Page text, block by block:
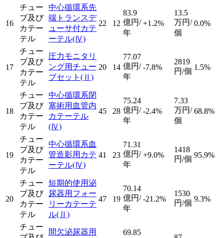
16
チュー
ブ及び
カテー
テル
中心循環系先
端トランスデ
ューサ付カテ
ーテル(Ⅳ)
22 12
83.9
億円/
年
+1.2%
13.5
万円/
個
0.0%
17
チュー
ブ及び
カテー
テル
圧力モニタリ
ング用チュー
ブセット (Ⅱ)
20 14
77.07
億円/
年
-7.8%
2819
円/個 1.5%
18
チュー
ブ及び
カテー
テル
中心循環系閉
塞術用血管内
カテーテル
(Ⅳ)
45 28
75.24
億円/
年
-2.4%
7.33
万円/
個
68.8%
19
チュー
ブ及び
カテー
テル
中心循環系血
管造影用カテ
ーテル(Ⅳ)
41 23
71.31
億円/
年
+9.0%
1418
円/個 95.9%
20
チュー
ブ及び
カテー
テル
短期的使用泌
尿器用フォー
リーカテーテ
ル(Ⅱ)
47 19
70.14
億円/
年
-21.2%
1530
円/個 9.3%
チュー
間欠泌尿器用
69.85